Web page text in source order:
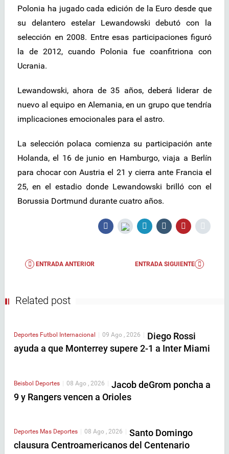
Polonia ha jugado cada edición de la Euro desde que
su delantero estelar Lewandowski debutó con la
selección en 2008. Entre esas participaciones figuró
la de 2012, cuando Polonia fue coanfitriona con
Ucrania.
Lewandowski, ahora de 35 años, deberá liderar de
nuevo al equipo en Alemania, en un grupo que tendría
implicaciones emocionales para el astro.
La selección polaca comienza su participación ante
Holanda, el 16 de junio en Hamburgo, viaja a Berlín
para chocar con Austria el 21 y cierra ante Francia el
25, en el estadio donde Lewandowski brilló con el
Borussia Dortmund durante cuatro años.
ENTRADA ANTERIOR ENTRADA SIGUIENTE
Related post
Deportes Futbol Internacional 09 Ago , 2026
Diego Rossi
ayuda a que Monterrey supere 2-1 a Inter Miami
Beisbol Deportes | 08 Ago , 2026 | Jacob deGrom poncha a
9 y Rangers vencen a Orioles
Deportes Mas Deportes 08 Ago , 2026
Santo Domingo
clausura Centroamericanos del Centenario